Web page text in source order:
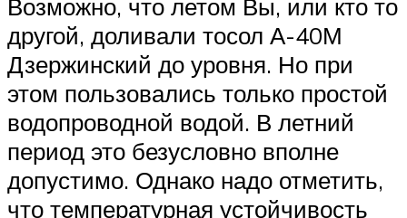
Возможно, что летом Вы, или кто то
другой, доливали тосол А-40М
Дзержинский до уровня. Но при
этом пользовались только простой
водопроводной водой. В летний
период это безусловно вполне
допустимо. Однако надо отметить,
что температурная устойчивость